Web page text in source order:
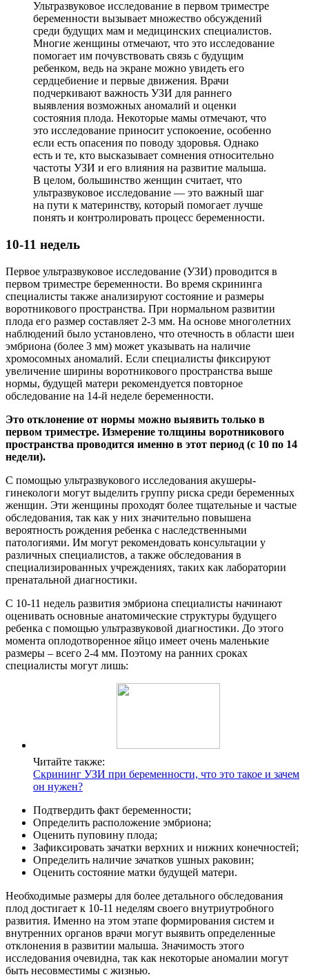
Ультразвуковое исследование в первом триместре
беременности вызывает множество обсуждений
среди будущих мам и медицинских специалистов.
Многие женщины отмечают, что это исследование
помогает им почувствовать связь с будущим
ребенком, ведь на экране можно увидеть его
сердцебиение и первые движения. Врачи
подчеркивают важность УЗИ для раннего
выявления возможных аномалий и оценки
состояния плода. Некоторые мамы отмечают, что
это исследование приносит успокоение, особенно
если есть опасения по поводу здоровья. Однако
есть и те, кто высказывает сомнения относительно
частоты УЗИ и его влияния на развитие малыша.
В целом, большинство женщин считает, что
ультразвуковое исследование — это важный шаг
на пути к материнству, который помогает лучше
понять и контролировать процесс беременности.
10-11 недель
Первое ультразвуковое исследование (УЗИ) проводится в
первом триместре беременности. Во время скрининга
специалисты также анализируют состояние и размеры
воротникового пространства. При нормальном развитии
плода его размер составляет 2-3 мм. На основе многолетних
наблюдений было установлено, что отечность в области шеи
эмбриона (более 3 мм) может указывать на наличие
хромосомных аномалий. Если специалисты фиксируют
увеличение ширины воротникового пространства выше
нормы, будущей матери рекомендуется повторное
обследование на 14-й неделе беременности.
Это отклонение от нормы можно выявить только в
первом триместре. Измерение толщины воротникового
пространства проводится именно в этот период (с 10 по 14
недели).
С помощью ультразвукового исследования акушеры-
гинекологи могут выделить группу риска среди беременных
женщин. Эти женщины проходят более тщательные и частые
обследования, так как у них значительно повышена
вероятность рождения ребенка с наследственными
патологиями. Им могут рекомендовать консультации у
различных специалистов, а также обследования в
специализированных учреждениях, таких как лаборатории
пренатальной диагностики.
С 10-11 недель развития эмбриона специалисты начинают
оценивать основные анатомические структуры будущего
ребенка с помощью ультразвуковой диагностики. До этого
момента оплодотворенное яйцо имеет очень маленькие
размеры – всего 2-4 мм. Поэтому на ранних сроках
специалисты могут лишь:
Читайте также:
Скрининг УЗИ при беременности, что это такое и зачем
он нужен?
Подтвердить факт беременности;
Определить расположение эмбриона;
Оценить пуповину плода;
Зафиксировать зачатки верхних и нижних конечностей;
Определить наличие зачатков ушных раковин;
Оценить состояние матки будущей матери.
Необходимые размеры для более детального обследования
плод достигает к 10-11 неделям своего внутриутробного
развития. Именно на этом этапе формирования систем и
внутренних органов врачи могут выявить определенные
отклонения в развитии малыша. Значимость этого
исследования очевидна, так как некоторые аномалии могут
быть несовместимы с жизнью.